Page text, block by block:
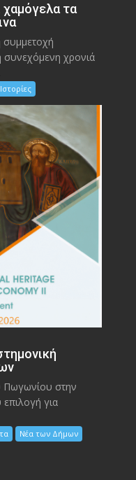
τα
συμμετοχή
συνεχόμενη χρονιά
Πωγωνίου στην
επιλογή για
Νέα των Δήμων